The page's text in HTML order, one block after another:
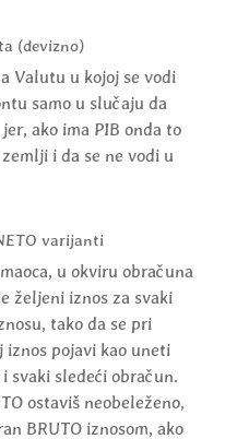
(devizno)
Valutu u kojoj se vodi
samo u slučaju da
ako ima PIB onda to
i da se ne vodi u
varijanti
u okviru obračuna
željeni iznos za svaki
tako da se pri
iznos pojavi kao uneti
svaki sledeći obračun.
ostaviš neobeleženo,
BRUTO iznosom, ako